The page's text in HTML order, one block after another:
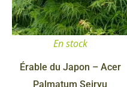
En stock
Érable du Japon – Acer
Palmatum Seiryu